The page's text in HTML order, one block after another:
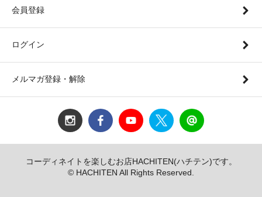
会員登録
ログイン
メルマガ登録・解除
コーディネイトを楽しむお店HACHITEN(ハチテン)です。
© HACHITEN All Rights Reserved.